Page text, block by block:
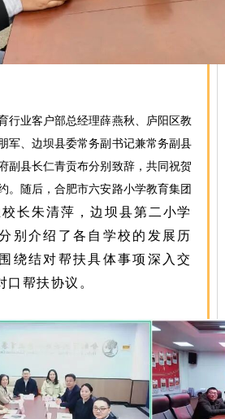
行业客户部总经理薛燕秋、庐阳区教
军、边坝县委常务副书记兼常务副县
副县长仁青贡布分别致辞，共同祝贺
。随后，合肥市六安路小学教育集团
长朱清萍，边坝县第二小学
别介绍了各自学校的发展历
绕结对帮扶具体事项深入交
口帮扶协议。